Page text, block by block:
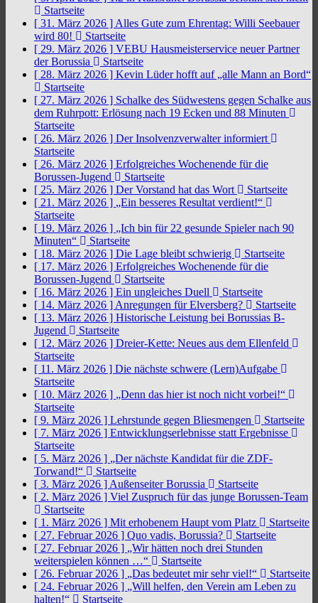
Startseite
[ 31. März 2026 ] Alles Gute zum Ehrentag: Willi Seebauer
wird 80!
Startseite
[ 29. März 2026 ] VEBU Hausmeisterservice neuer Partner
der Borussia
Startseite
[ 28. März 2026 ] Kevin Lüder hofft auf „alle Mann an Bord“
Startseite
[ 27. März 2026 ] Schalke des Südwestens gegen Schalke aus
dem Ruhrpott: Erlösung nach 19 Ecken und 88 Minuten
Startseite
[ 26. März 2026 ] Der Insolvenzverwalter informiert
Startseite
[ 26. März 2026 ] Erfolgreiches Wochenende für die
Borussen-Jugend
Startseite
[ 25. März 2026 ] Der Vorstand hat das Wort
Startseite
[ 21. März 2026 ] „Ein besseres Resultat verdient!“
Startseite
[ 19. März 2026 ] „Ich bin für 22 gesunde Spieler nach 90
Minuten“
Startseite
[ 18. März 2026 ] Die Lage bleibt schwierig
Startseite
[ 17. März 2026 ] Erfolgreiches Wochenende für die
Borussen-Jugend
Startseite
[ 16. März 2026 ] Ein ungleiches Duell
Startseite
[ 14. März 2026 ] Anregungen für Elversberg?
Startseite
[ 13. März 2026 ] Historische Leistung bei Borussias B-
Jugend
Startseite
[ 12. März 2026 ] Dreier-Kette: Neues aus dem Ellenfeld
Startseite
[ 11. März 2026 ] Die nächste schwere (Lern)Aufgabe
Startseite
[ 10. März 2026 ] „Denn das hier ist noch nicht vorbei!“
Startseite
[ 9. März 2026 ] Lehrstunde gegen Bliesmengen
Startseite
[ 7. März 2026 ] Entwicklungserlebnisse statt Ergebnisse
Startseite
[ 5. März 2026 ] „Der nächste Kandidat für die ZDF-
Torwand!“
Startseite
[ 3. März 2026 ] Außenseiter Borussia
Startseite
[ 2. März 2026 ] Viel Zuspruch für das junge Borussen-Team
Startseite
[ 1. März 2026 ] Mit erhobenem Haupt vom Platz
Startseite
[ 27. Februar 2026 ] Quo vadis, Borussia?
Startseite
[ 27. Februar 2026 ] „Wir hätten noch drei Stunden
weiterspielen können …“
Startseite
[ 26. Februar 2026 ] „Das bedeutet mir sehr viel!“
Startseite
[ 24. Februar 2026 ] „Will helfen, den Verein am Leben zu
halten!“
Startseite